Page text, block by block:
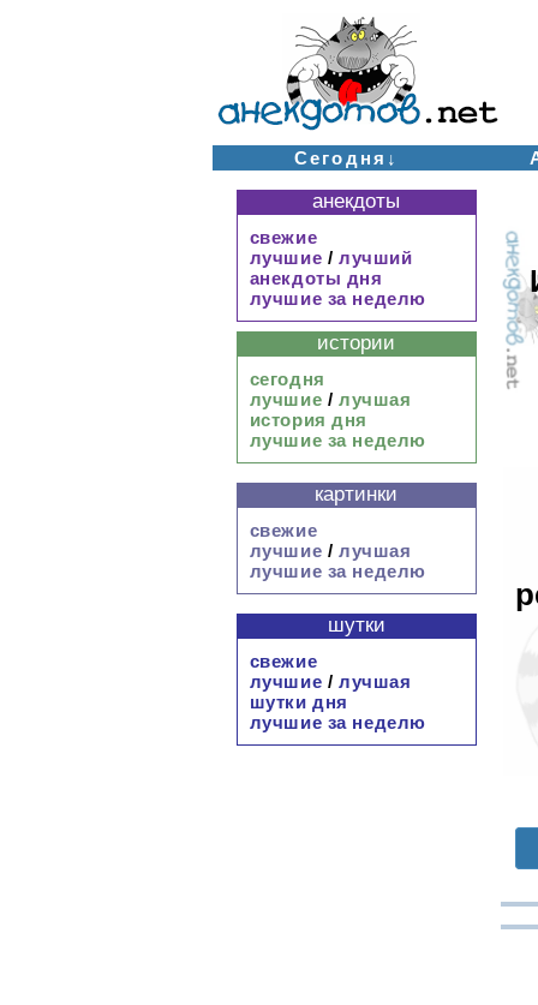
Сегодня↓
анекдоты
свежие
лучшие / лучший
анекдоты дня
лучшие за неделю
истории
сегодня
лучшие / лучшая
история дня
лучшие за неделю
картинки
свежие
лучшие / лучшая
лучшие за неделю
шутки
свежие
лучшие / лучшая
шутки дня
лучшие за неделю